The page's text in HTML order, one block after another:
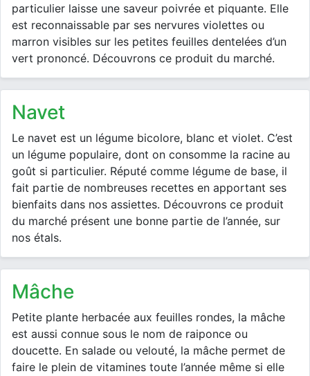
particulier laisse une saveur poivrée et piquante. Elle
est reconnaissable par ses nervures violettes ou
marron visibles sur les petites feuilles dentelées d’un
vert prononcé. Découvrons ce produit du marché.
navet
Le navet est un légume bicolore, blanc et violet. C’est
un légume populaire, dont on consomme la racine au
goût si particulier. Réputé comme légume de base, il
fait partie de nombreuses recettes en apportant ses
bienfaits dans nos assiettes. Découvrons ce produit
du marché présent une bonne partie de l’année, sur
nos étals.
mâche
Petite plante herbacée aux feuilles rondes, la mâche
est aussi connue sous le nom de raiponce ou
doucette. En salade ou velouté, la mâche permet de
faire le plein de vitamines toute l’année même si elle